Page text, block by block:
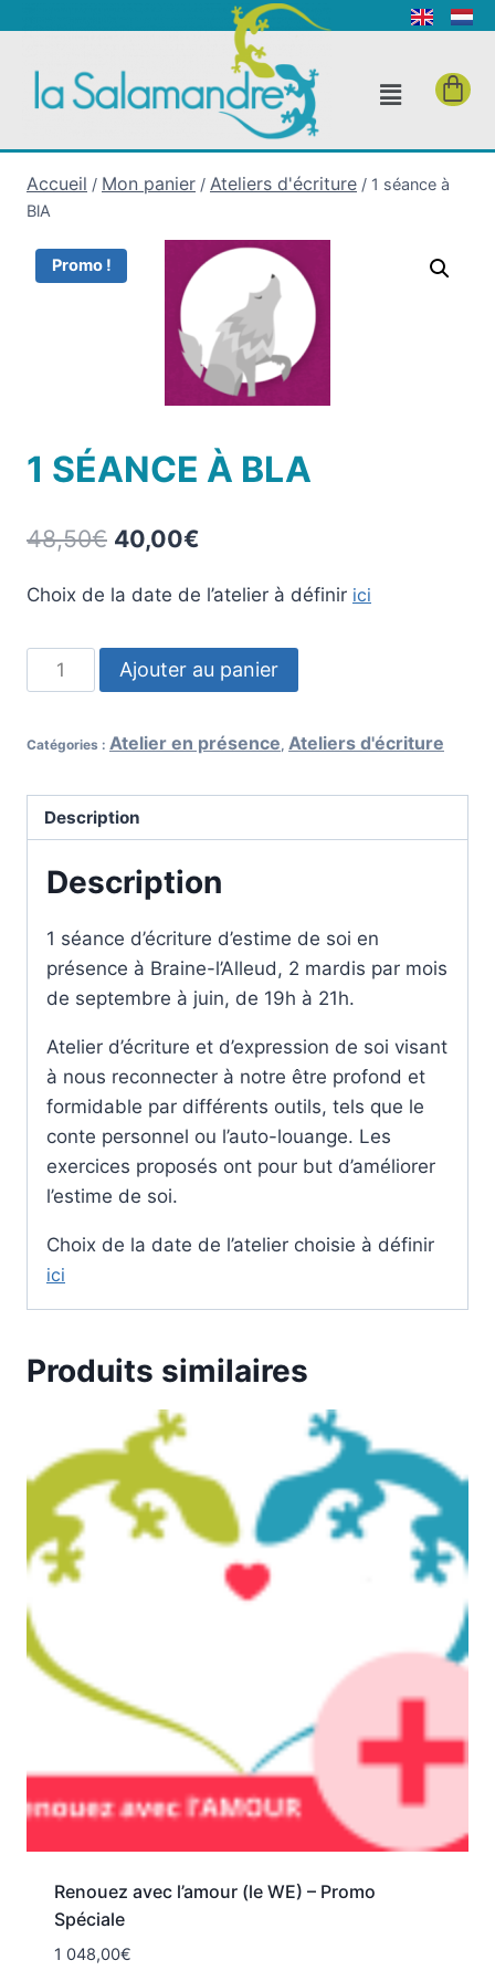
Accueil / Mon panier / Ateliers d'écriture / 1 séance à
BlA
Promo !
1 SÉANCE À BLA
48,50€ 40,00€
Choix de la date de l’atelier à définir ici
Ajouter au panier
Catégories : Atelier en présence, Ateliers d'écriture
Description
Description
1 séance d’écriture d’estime de soi en
présence à Braine-l’Alleud, 2 mardis par mois
de septembre à juin, de 19h à 21h.
Atelier d’écriture et d’expression de soi visant
à nous reconnecter à notre être profond et
formidable par différents outils, tels que le
conte personnel ou l’auto-louange. Les
exercices proposés ont pour but d’améliorer
l’estime de soi.
Choix de la date de l’atelier choisie à définir
ici
Produits similaires
Renouez avec l’amour (le WE) – Promo
Spéciale
1 048,00€